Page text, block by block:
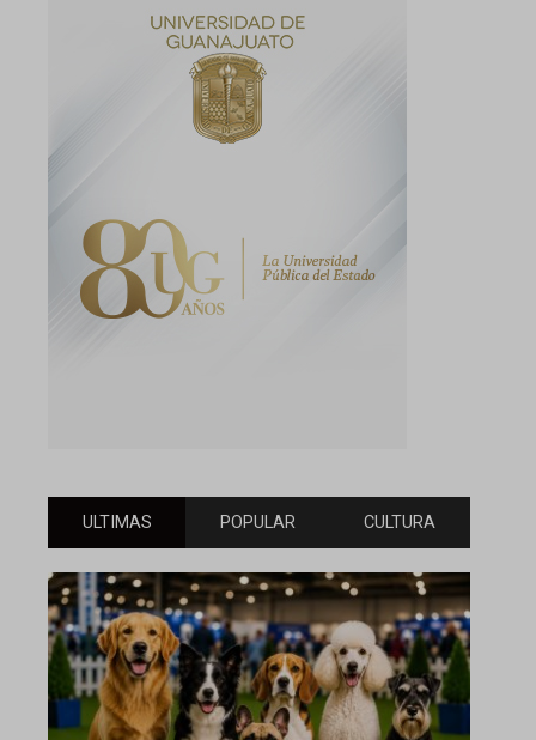
ULTIMAS POPULAR CULTURA